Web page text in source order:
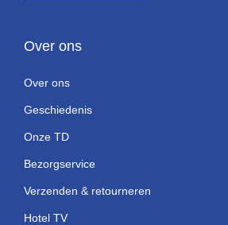
Over ons
Over ons
Geschiedenis
Onze TD
Bezorgservice
Verzenden & retourneren
Hotel TV